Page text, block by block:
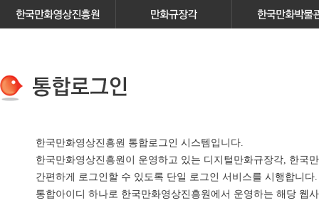
한국만화영상진흥원 통합로그인 시스템입니다.
한국만화영상진흥원이 운영하고 있는 디지털만화규장각, 한국
간편하게 로그인할 수 있도록 단일 로그인 서비스를 시행합니다.
통합아이디 하나로 한국만화영상진흥원에서 운영하는 해당 웹